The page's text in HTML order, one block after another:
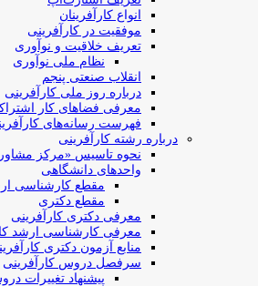
انواع کارآفرینان
موفقیت در کارآفرینی
تعریف خلاقیت و نوآوری
نظام ملی نوآوری
انقلاب صنعتی پنجم
درباره روز ملی کارآفرینی
معرفی فضاهای کار
فهرست رسانه‌های
درباره رشته کارآفرینی
نحوه تاسیس «مرکز
واحدهای دانشگاهی
مقطع کارشناسی
مقطع دکتری
معرفی دکتری کارآفرینی
معرفی کارشناسی ارشد
منابع آزمون دکتری
سرفصل دروس کارآفرینی
پیشنهاد تغییرات